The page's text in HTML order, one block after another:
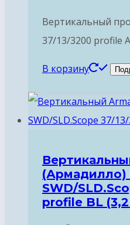
Вертикальный
37/13/3200 profile
В корзину
SWD/
profile BL